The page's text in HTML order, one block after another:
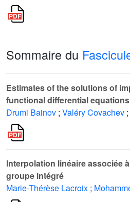
Sommaire du
Estimates of the solutions of
functional differential equations
Drumi Bainov ; Valéry Covachev ;
Interpolation linéaire associée
groupe intégré
Marie-Thérèse Lacroix ;